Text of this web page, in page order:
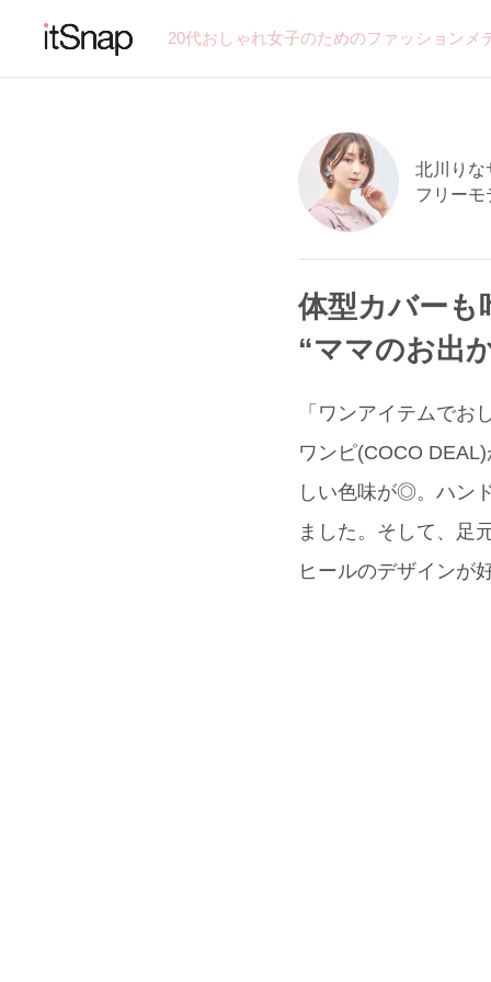
20代おしゃれ女子のためのファッション
北川りな
フリーモ
体型カバーも
“ママのお出
「ワンアイテムで
ワンピ(COCO
しい色味が◎。ハン
ました。そして、足
ヒールのデザインが